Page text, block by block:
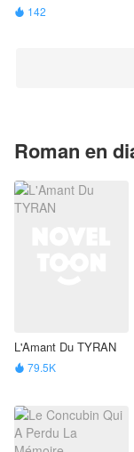
 142
Roman en
L'Amant Du TYRAN
 79.5K